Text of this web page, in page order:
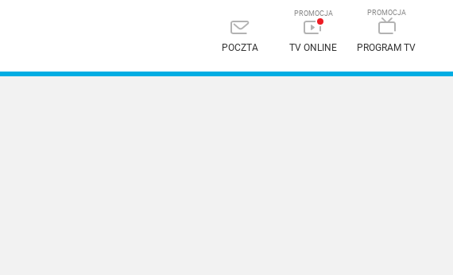
POCZTA TV ONLINE PROGRAM TV